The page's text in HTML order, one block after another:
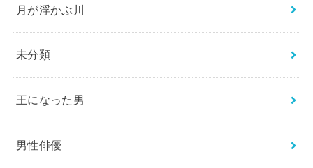
月が浮かぶ川
未分類
王になった男
男性俳優